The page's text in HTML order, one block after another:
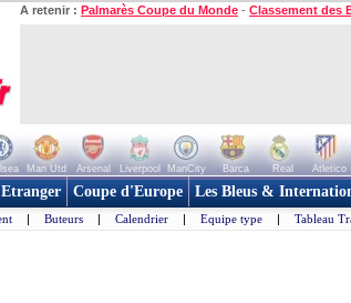
A retenir : Palmarès Coupe du Monde - Classement des
Man Utd Arsenal Liverpool ManCity Barca Real Atletico
Etranger Coupe d'Europe Les Bleus &
| Buteurs | Calendrier | Equipe type | Tableau